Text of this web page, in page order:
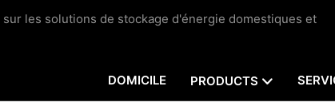
les solutions de stockage d'énergie domestiques et
DOMICILE PRODUCTS